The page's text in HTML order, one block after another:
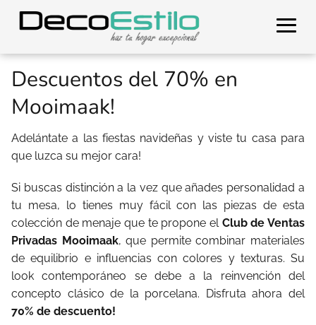
Descuentos del 70% en
Mooimaak!
Adelántate a las fiestas navideñas y viste tu casa para
que luzca su mejor cara!
Si buscas distinción a la vez que añades personalidad a
tu mesa, lo tienes muy fácil con las piezas de esta
colección de menaje que te propone el Club de Ventas
Privadas Mooimaak, que permite combinar materiales
de equilibrio e influencias con colores y texturas. Su
look contemporáneo se debe a la reinvención del
concepto clásico de la porcelana. Disfruta ahora del
70% de descuento!